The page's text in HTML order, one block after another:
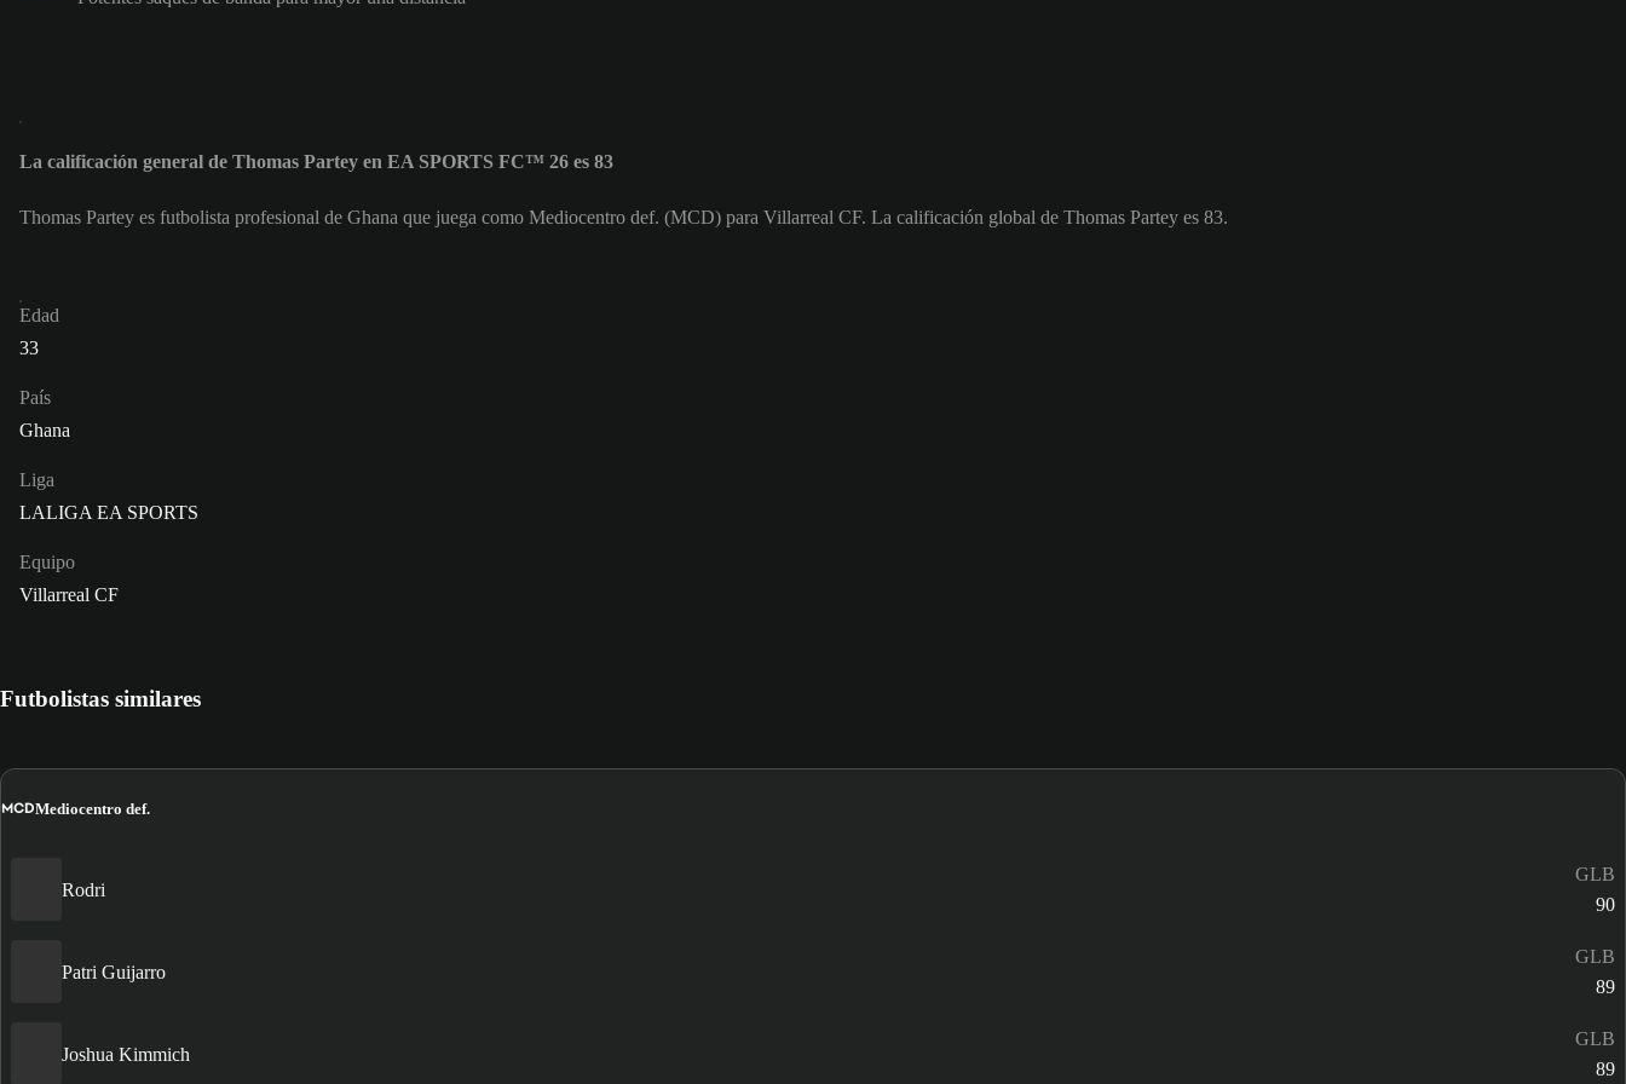
La calificación general de Thomas Partey en EA SPORTS FC™ 26 es 83
Thomas Partey es futbolista profesional de Ghana que juega como Mediocentro def. (MCD) para Villarreal CF. La calificación global de Thomas Partey es 83.
Edad
33
País
Ghana
Liga
LALIGA EA SPORTS
Equipo
Villarreal CF
Futbolistas similares
MCDMediocentro def.
Rodri
GLB
90
Patri Guijarro
GLB
89
Joshua Kimmich
GLB
89